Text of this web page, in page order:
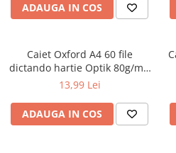
Caiete foi veline
Vocabulare
Blocuri de desen școlare
Hârtie pentru lucru manual
Accesorii geometrie și
Rigle și Echere
ADAUGA IN COS
Caiet Oxford A4 60 file
dictando hartie Optik 80g/mp
Touch Pastel
13,99 Lei
ADAUGA IN COS